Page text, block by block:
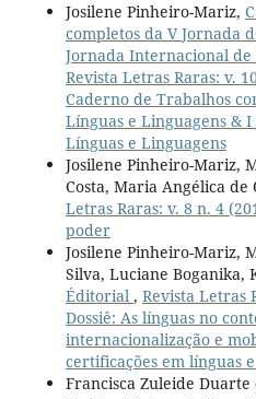
Josilene Pinheiro-Mariz,
completos da V Jornada
Jornada Internacional
Revista Letras Raras: v.
Caderno de Trabalhos
Línguas e Linguagens &
Línguas e Linguagens
Josilene Pinheiro-Mariz,
Costa, Maria Angélica de
Letras Raras: v. 8 n. 4
poder
Josilene Pinheiro-Mariz,
Silva, Luciane Boganika,
Éditorial , Revista Letras
Dossiê: As línguas no
internacionalização e
certificações em línguas
Francisca Zuleide